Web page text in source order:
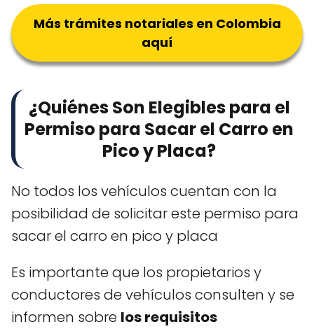
Más trámites notariales en Colombia
aquí
¿Quiénes Son Elegibles para el
Permiso para Sacar el Carro en
Pico y Placa?
No todos los vehículos cuentan con la
posibilidad de solicitar este permiso para
sacar el carro en pico y placa
Es importante que los propietarios y
conductores de vehículos consulten y se
informen sobre los requisitos